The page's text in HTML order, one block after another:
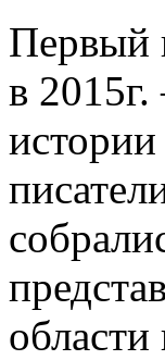
Первый
в